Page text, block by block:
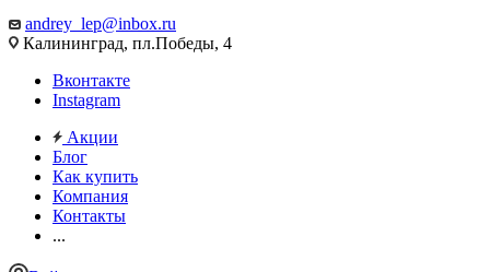
andrey_lep@inbox.ru
Калининград, пл.Победы, 4
Вконтакте
Instagram
Акции
Блог
Как купить
Компания
Контакты
...